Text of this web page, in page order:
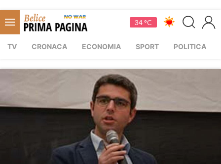
34 °C
TV CRONACA ECONOMIA SPORT POLITICA